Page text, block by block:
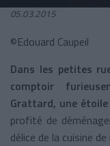
05.03.2015
©Edouard Caupeil
Dans les petites
comptoir
Grattard, une
profité de
délice de la cuisine